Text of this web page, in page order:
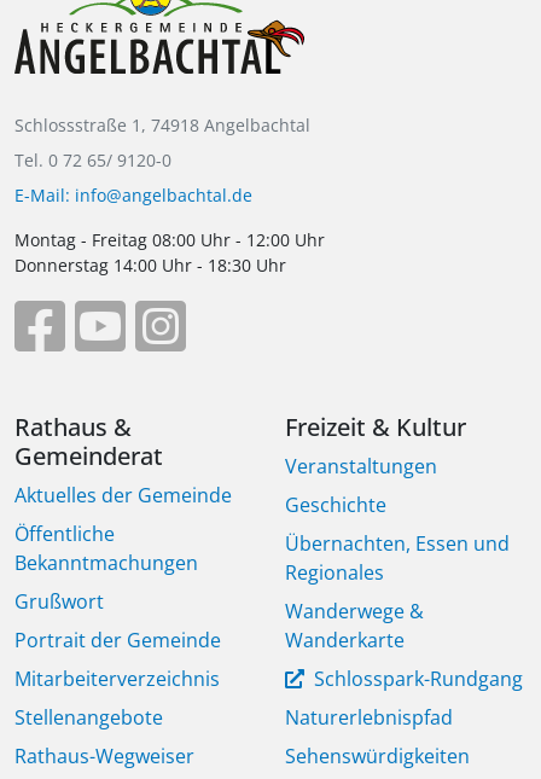
Schlossstraße 1, 74918 Angelbachtal
Tel. 0 72 65/ 9120-0
E-Mail: info@angelbachtal.de
Montag - Freitag 08:00 Uhr - 12:00 Uhr
Donnerstag 14:00 Uhr - 18:30 Uhr
Rathaus &
Gemeinderat
Aktuelles der Gemeinde
Öffentliche
Bekanntmachungen
Grußwort
Portrait der Gemeinde
Mitarbeiterverzeichnis
Stellenangebote
Rathaus-Wegweiser
Freizeit & Kultur
Veranstaltungen
Geschichte
Übernachten, Essen und
Regionales
Wanderwege &
Wanderkarte
Schlosspark-Rundgang
Naturerlebnispfad
Sehenswürdigkeiten